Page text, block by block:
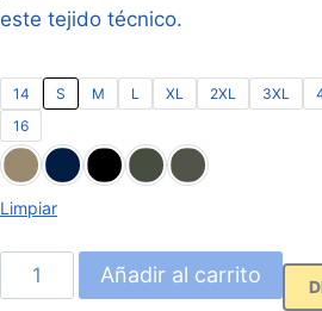
este tejido técnico.
14 S M L XL 2XL 3XL
16
Limpiar
Parka
Acolchada
Añadir al carrito